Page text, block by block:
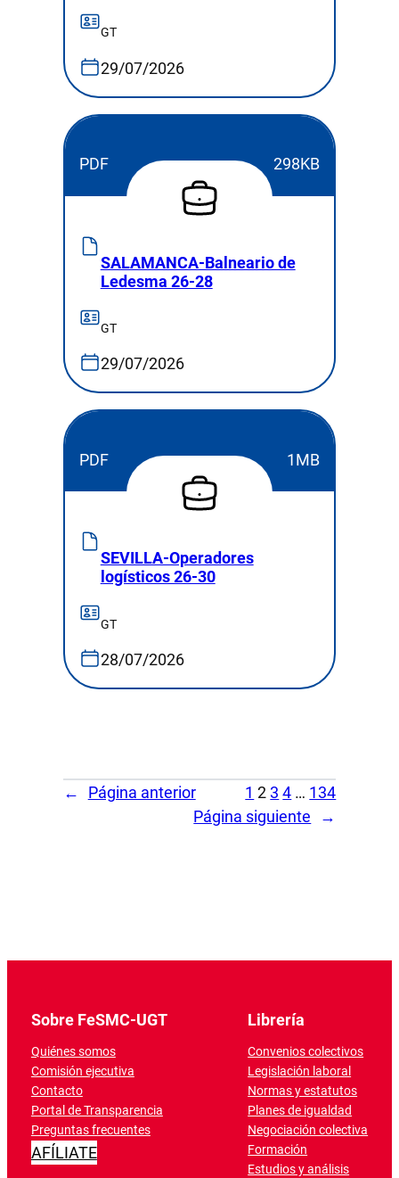
GT
29/07/2026
PDF 298KB
SALAMANCA-Balneario de
Ledesma 26-28
GT
29/07/2026
PDF 1MB
SEVILLA-Operadores
logísticos 26-30
GT
28/07/2026
← Página anterior 1 2 3 4 … 134
Página siguiente
→
Sobre FeSMC-UGT
Quiénes somos
Comisión ejecutiva
Contacto
Portal de Transparencia
Preguntas frecuentes
AFÍLIATE
Librería
Convenios colectivos
Legislación laboral
Normas y estatutos
Planes de igualdad
Negociación colectiva
Formación
Estudios y análisis